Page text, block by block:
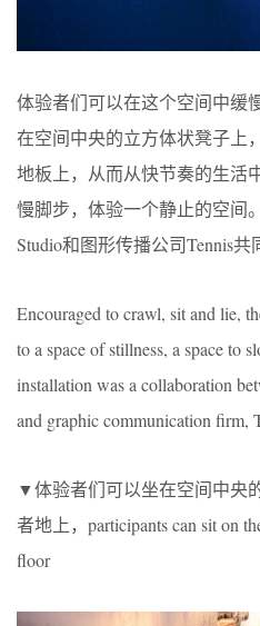
体验者们可以在这个空间中缓
在空间中央的立方体状凳子上
地板上，从而从快节奏的生活
慢脚步，体验一个静止的空间
Studio和图形传播公司Tennis共
Encouraged to crawl, sit and lie,
to a space of stillness, a space to
installation was a collaboration
and graphic communication firm,
▼体验者们可以坐在空间中央
者地上，participants can sit on
floor